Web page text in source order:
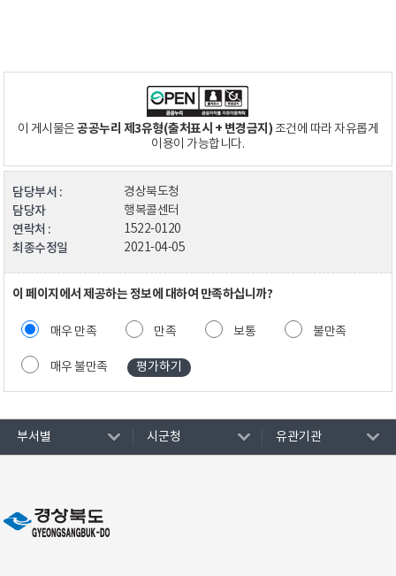
이 게시물은공공누리 제3유형(출처표시 + 변경금지)조건에 따라 자유롭게
이용이 가능합니다.
담당부서 : 경상북도청
담당자 행복콜센터
연락처 : 1522-0120
최종수정일 2021-04-05
이 페이지에서 제공하는 정보에 대하여 만족하십니까?
매우 만족 만족 보통 불만족
매우 불만족
부서별 시군청 유관기관